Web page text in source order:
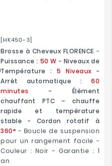
[HK450-3]
Brosse à Cheveux FLORENCE -
Puissance : 50 W - Niveaux de
Température : 5 Niveaux -
Arrêt automatique :
60
minutes - Élément
chauffant PTC – chauffe
rapide et température
stable - Cordon rotatif à
360° - Boucle de suspension
pour un rangement facile -
Couleur : Noir - Garantie : 1
an